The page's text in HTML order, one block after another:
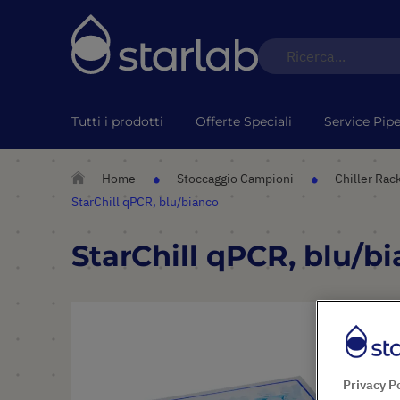
Tutti i prodotti Offerte Speciali Service
Home Stoccaggio Campioni Chiller
StarChill qPCR, blu/bianco
StarChill qPCR, blu/
Privacy